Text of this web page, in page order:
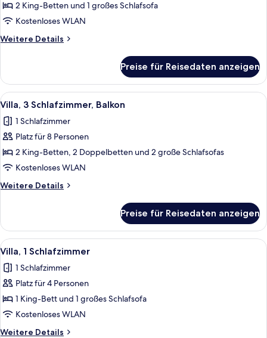
Balkon
(Mobility
Accessible,
anzeigen
2 King-Betten und 1 großes Schlafsofa
Kostenloses WLAN
Weitere Details
Weitere
2 Schlafzimmer,
Balkon
(Mobility
Transfer
Shower)
Preise für Reisedaten anzeigen
Alle
Fotos
für
Villa,
3 Schlafzimmer,
Balkon
anzeigen
Ein Hotelzimmer mit einer Couch,
5
Villa, 3 Schlafzimmer, Balkon
1 Schlafzimmer
Platz für 8 Personen
2 King-Betten, 2 Doppelbetten und 2 große Schlafsofas
Kostenloses WLAN
Weitere Details
Weitere
3 Schlafzimmer,
Balkon
Preise für Reisedaten anzeigen
Alle
Fotos
für
Villa,
1
Schlafzimmer
anzeigen
Eine moderne Küche mit
2
Villa, 1 Schlafzimmer
1 Schlafzimmer
Platz für 4 Personen
1 King-Bett und 1 großes Schlafsofa
Kostenloses WLAN
Weitere Details
Weitere